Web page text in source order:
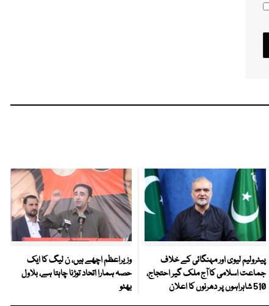
پیٹرولیم لیوی اور مہنگائی کے خلاف
جماعت اسلامی کا آج ملک گیر احتجاج،
510 شاہراہوں پر دھرنوں کا اعلان
وزیراعظم اچھے ہیں، ن لیگ کا ایک
حصہ ہمارا اتحاد توڑنا چاہتا ہے، بلاول
بھٹو